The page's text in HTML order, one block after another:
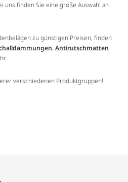
uns finden Sie eine große Auswahl an
zu günstigen Preisen, finden
, Antirutschmatten
verschiedenen Produktgruppen!